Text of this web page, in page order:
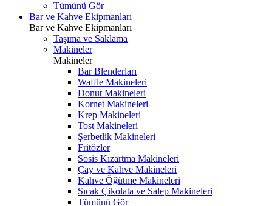
Tümünü Gör
Bar ve Kahve Ekipmanları
Bar ve Kahve Ekipmanları
Taşıma ve Saklama
Makineler
Makineler
Bar Blenderları
Waffle Makineleri
Donut Makineleri
Kornet Makineleri
Krep Makineleri
Tost Makineleri
Şerbetlik Makineleri
Fritözler
Sosis Kızartma Makineleri
Çay ve Kahve Makineleri
Kahve Öğütme Makineleri
Sıcak Çikolata ve Salep Makineleri
Tümünü Gör